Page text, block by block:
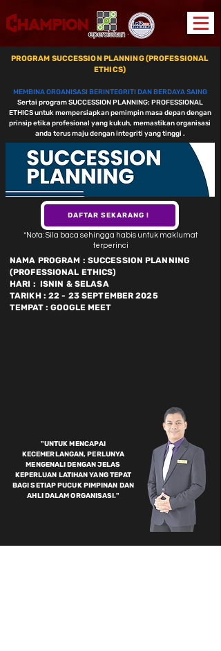
PROGRAM SUCCESSION PLANNING (PROFESSIONAL
ETHICS)
MEMBINA ORGANISASI BERINTEGRITI DAN BERDAYA SAING
Sertai program SUCCESSION PLANNING: PROFESSIONAL
ETHICS untuk mempersiapkan pemimpin masa depan dengan
prinsip etika profesional yang kukuh, memastikan organisasi
anda terus maju dengan integriti yang tinggi .
DAFTAR SEKARANG !
*Nota: Sila baca sehingga habis untuk maklumat
terperinci
NAMA PROGRAM : SUCCESSION PLANNING
(PROFESSIONAL ETHICS)
HARI : ISNIN & SELASA
TARIKH : 22 - 23 SEPTEMBER 2025
TEMPAT : GOOGLE MEET
"UNTUK MENCAPAI
KECEMERLANGAN, PERLUNYA
MENGENALI DENGAN JELAS
KEPERLUAN LATIHAN YANG TEPAT
BAGI SETIAP PUCUK PIMPINAN DAN
AHLI DALAM ORGANISASI."